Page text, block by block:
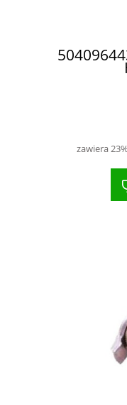
zawiera